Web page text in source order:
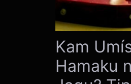
Kam
Hamaku